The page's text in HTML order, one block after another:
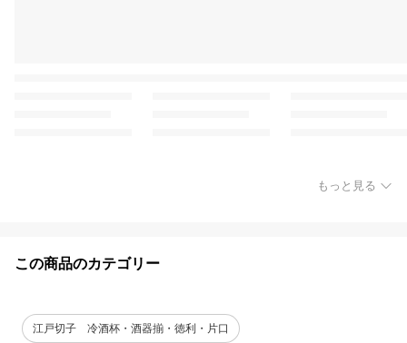
もっと見る
この商品のカテゴリー
江戸切子 冷酒杯・酒器揃・徳利・片口